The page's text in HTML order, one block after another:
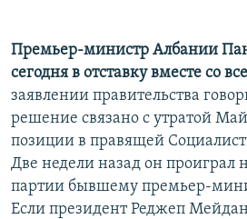
Премьер-министр Албании
сегодня в отставку вместе со
заявлении правительства
решение связано с утратой
позиции в правящей
Две недели назад он проиграл
партии бывшему премьер-
Если президент Реджеп